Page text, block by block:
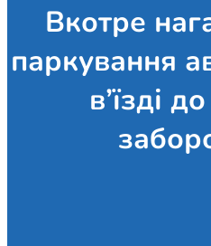
Вкотре
паркування
в’їзді